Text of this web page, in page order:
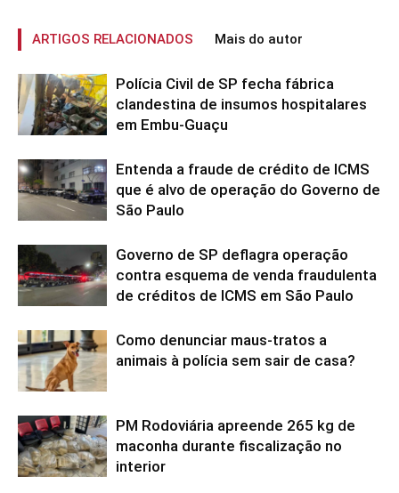
ARTIGOS RELACIONADOS Mais do autor
Polícia Civil de SP fecha fábrica
clandestina de insumos hospitalares
em Embu-Guaçu
Entenda a fraude de crédito de ICMS
que é alvo de operação do Governo de
São Paulo
Governo de SP deflagra operação
contra esquema de venda fraudulenta
de créditos de ICMS em São Paulo
Como denunciar maus-tratos a
animais à polícia sem sair de casa?
PM Rodoviária apreende 265 kg de
maconha durante fiscalização no
interior